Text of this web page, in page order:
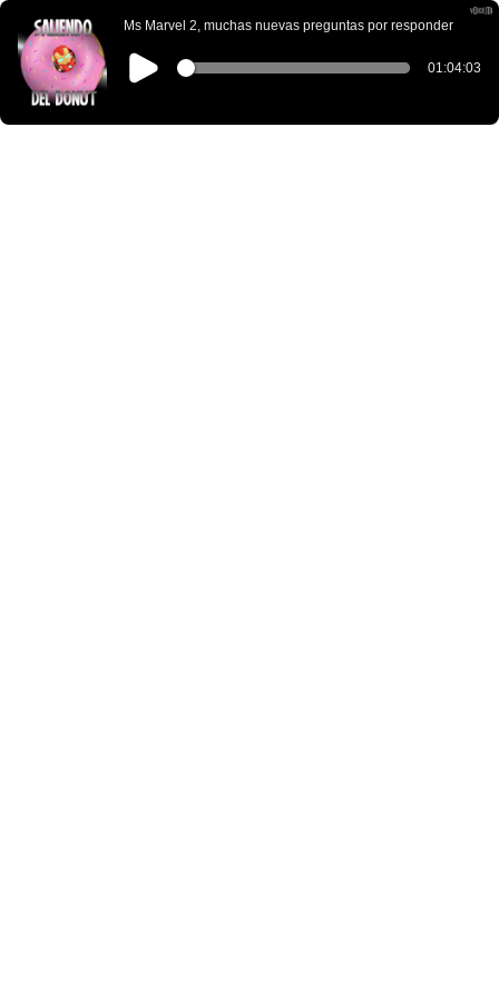
Ms Marvel 2, muchas nuevas preguntas por responder
01:04:03